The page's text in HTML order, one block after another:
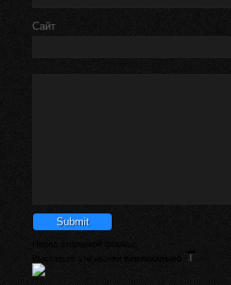
Сайт
Перед отправкой формы:
Выставьте эти иконкивертикально